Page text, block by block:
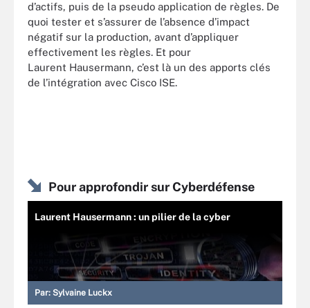
d’actifs, puis de la pseudo application de règles. De
quoi tester et s’assurer de l’absence d’impact
négatif sur la production, avant d’appliquer
effectivement les règles. Et pour
Laurent Hausermann, c’est là un des apports clés
de l’intégration avec Cisco ISE.
Pour approfondir sur Cyberdéfense
Laurent Hausermann : un pilier de la cyber
Par: Sylvaine Luckx